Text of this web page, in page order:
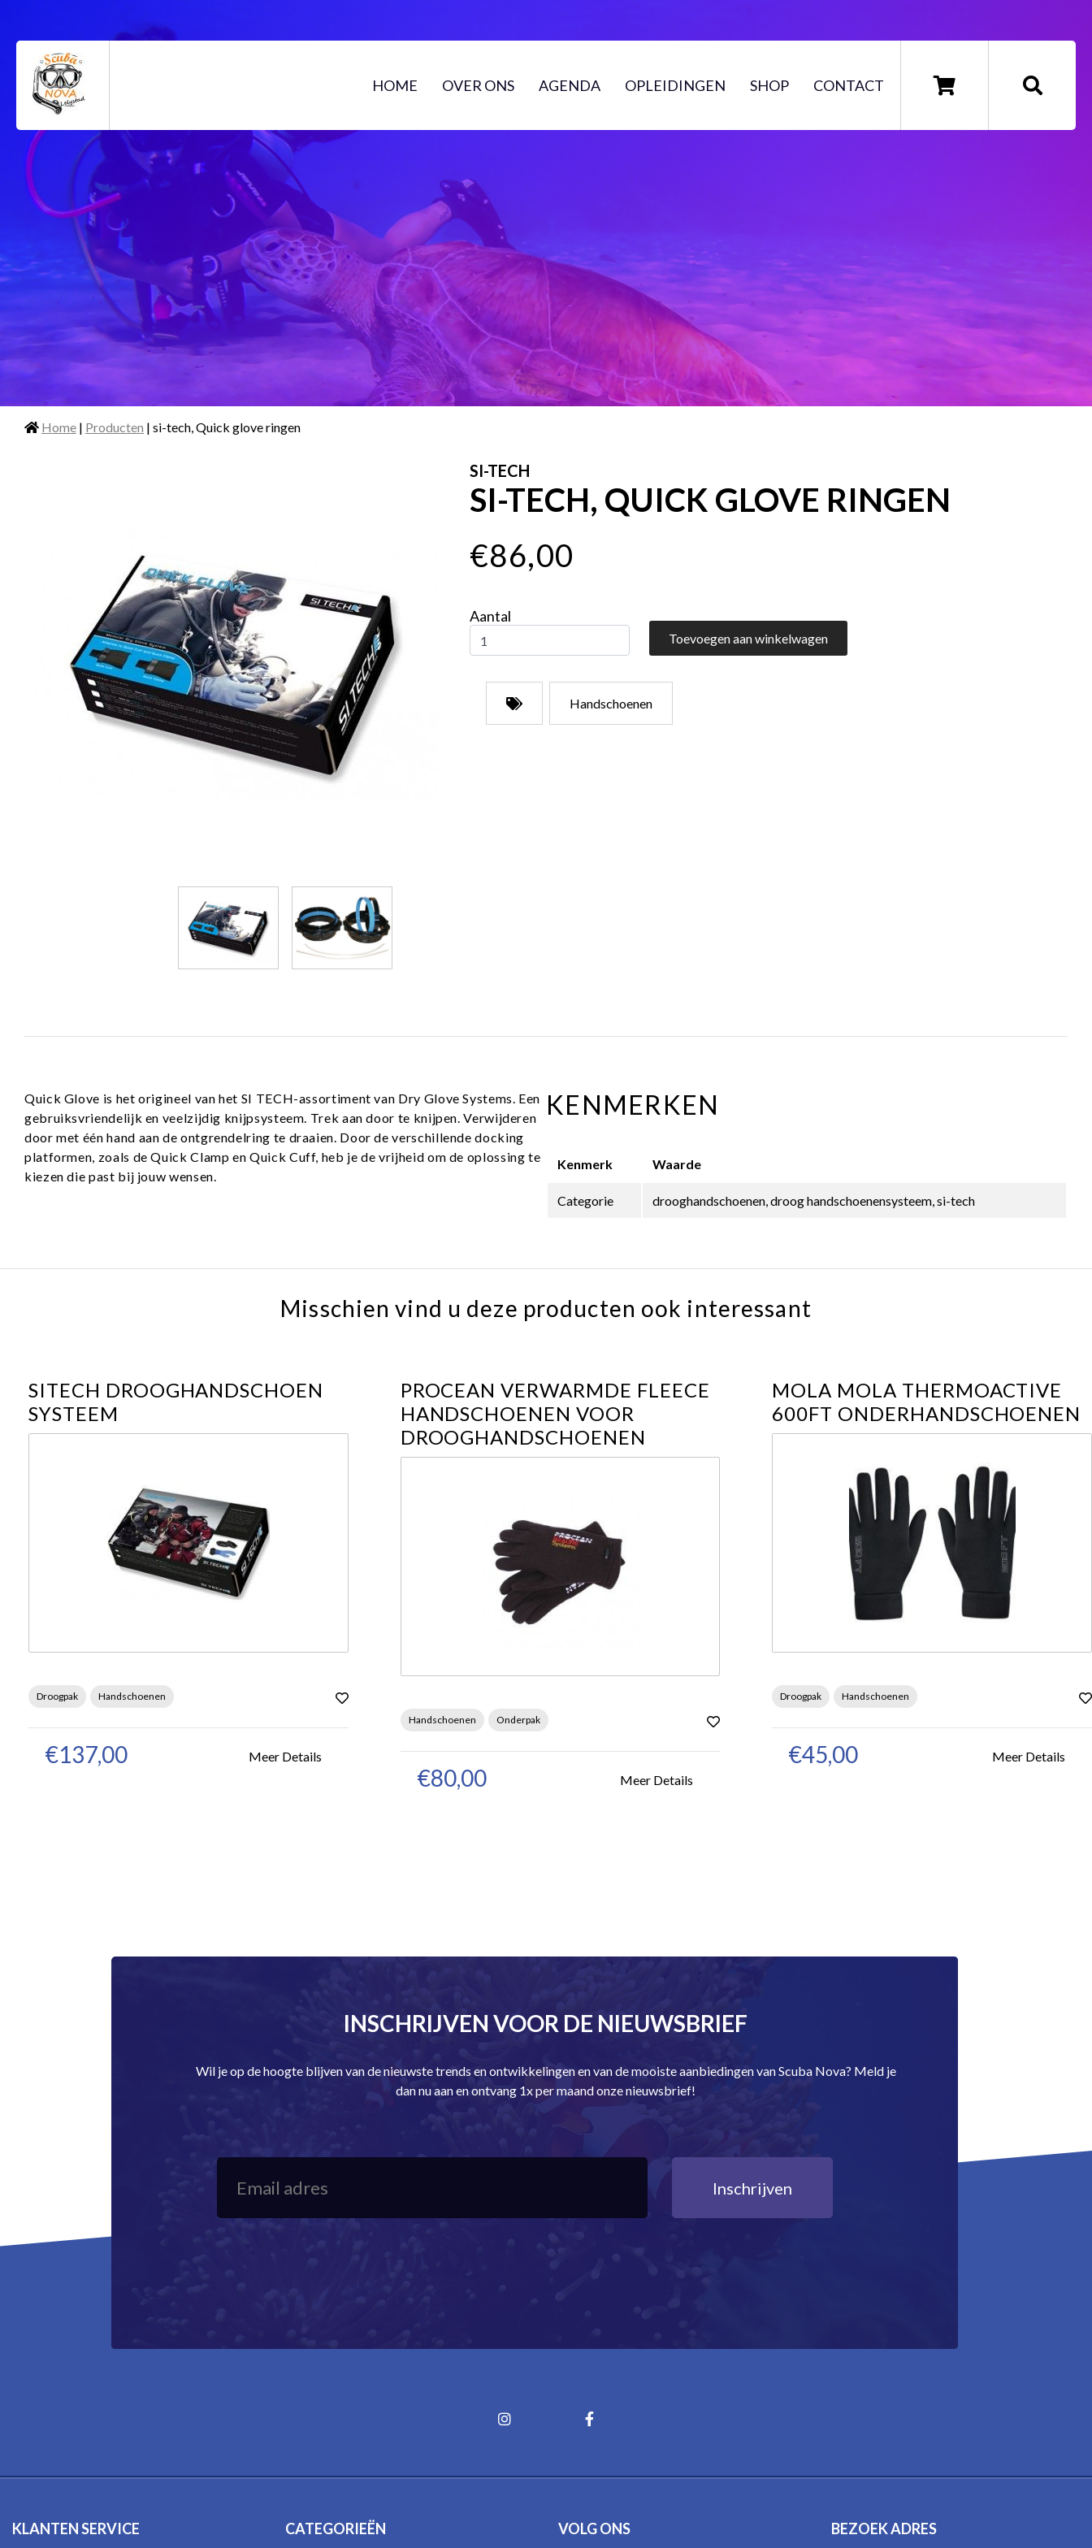
HOME OVER ONS AGENDA OPLEIDINGEN SHOP CONTACT
Home | Producten | si-tech, Quick glove ringen
SI-TECH
SI-TECH, QUICK GLOVE RINGEN
€86,00
Aantal
Toevoegen aan winkelwagen
Handschoenen
Quick Glove is het origineel van het SI TECH-assortiment van Dry Glove Systems. Een
gebruiksvriendelijk en veelzijdig knijpsysteem. Trek aan door te knijpen.Verwijderen
door met één hand aan de ontgrendelring te draaien. Door de verschillende docking
platformen, zoals de Quick Clamp en Quick Cuff, heb je de vrijheid om de oplossing te
kiezen die past bij jouw wensen.
KENMERKEN
Kenmerk Waarde
Categorie drooghandschoenen, droog handschoenensysteem, si-tech
Misschien vind u deze producten ook interessant
SITECH DROOGHANDSCHOEN
SYSTEEM
Droogpak Handschoenen
€137,00 Meer Details
PROCEAN VERWARMDE FLEECE
HANDSCHOENEN VOOR
DROOGHANDSCHOENEN
Handschoenen Onderpak
€80,00 Meer Details
MOLA MOLA THERMOACTIVE
600FT ONDERHANDSCHOENEN
Droogpak Handschoenen
€45,00 Meer Details
INSCHRIJVEN VOOR DE NIEUWSBRIEF
Wil je op de hoogte blijven van de nieuwste trends en ontwikkelingen en van de mooiste aanbiedingen van Scuba Nova? Meld je
dan nu aan en ontvang 1x per maand onze nieuwsbrief!
KLANTEN SERVICE CATEGORIEËN VOLG ONS BEZOEK ADRES